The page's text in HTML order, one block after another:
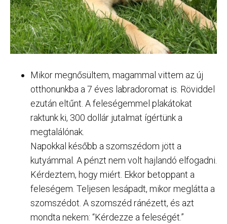
Mikor megnősültem, magammal vittem az új
otthonunkba a 7 éves labradoromat is. Röviddel
ezután eltűnt. A feleségemmel plakátokat
raktunk ki, 300 dollár jutalmat ígértünk a
megtalálónak.
Napokkal később a szomszédom jött a
kutyámmal. A pénzt nem volt hajlandó elfogadni.
Kérdeztem, hogy miért. Ekkor betoppant a
feleségem. Teljesen lesápadt, mikor meglátta a
szomszédot. A szomszéd ránézett, és azt
mondta nekem: “Kérdezze a feleségét.”